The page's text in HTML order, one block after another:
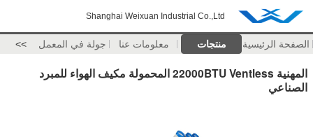
Shanghai Weixuan Industrial Co.,Ltd
الصفحة الرئيسية منتجات معلومات عنا جولة في المعمل >>
المهنية 22000BTU Ventless المحمولة مكيف الهواء للمبرد
الصناعي